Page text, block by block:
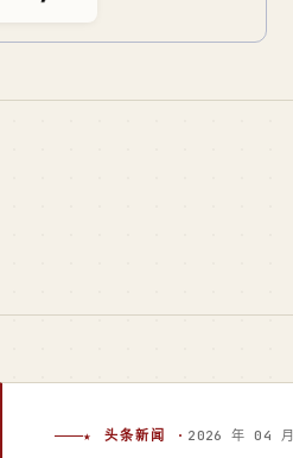
★ 头条新闻 · 2026 年 04 月